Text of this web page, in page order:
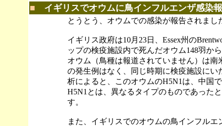
■ イギリスでオウムに鳥インフルエンザ感染
とうとう、オウムでの感染が報告されまし
イギリス政府は10月23日、Essex州の
ップの検疫施設内で死んだオウム148羽か
オウム（鳥種は報道されていません）は
の発生例はなく、同じ時期に検疫施設に
析によると、このオウムのH5N1は、中国
H5N1とは、異なるタイプのものであった
す。
また、イギリスでのオウムの鳥インフル